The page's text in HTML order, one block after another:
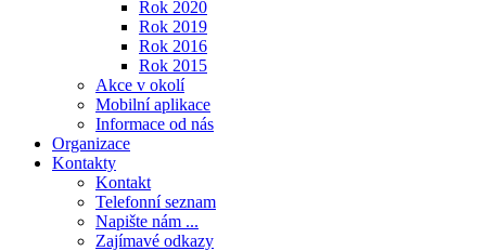
Rok 2020
Rok 2019
Rok 2016
Rok 2015
Akce v okolí
Mobilní aplikace
Informace od nás
Organizace
Kontakty
Kontakt
Telefonní seznam
Napište nám ...
Zajímavé odkazy